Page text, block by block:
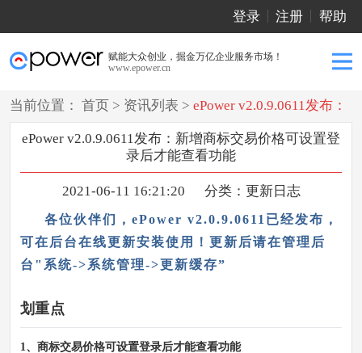
登录 注册 帮助
赋能大众创业，掘金万亿企业服务市场！
www.epower.cn
当前位置： 首页 > 资讯列表 > ePower v2.0.9.0611发布：
新增商标交易价格可设置登录后才能查看功能
ePower v2.0.9.0611发布：新增商标交易价格可设置登
录后才能查看功能
2021-06-11 16:21:20 分类： 更新日志
各位伙伴们，ePower v2.0.9.0611已经发布，
可在后台在线更新安装使用！更新后请在管理后
台"系统->系统管理->更新缓存”
划重点
1、 商标交易价格可设置登录后才能查看功能